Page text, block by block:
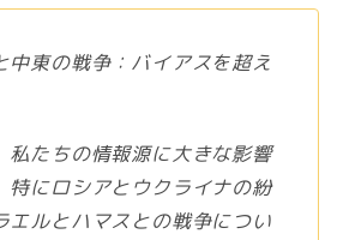
中東の戦争：バイアスを超え
私たちの情報源に大きな影響
特にロシアとウクライナの紛
エルとハマスとの戦争につい